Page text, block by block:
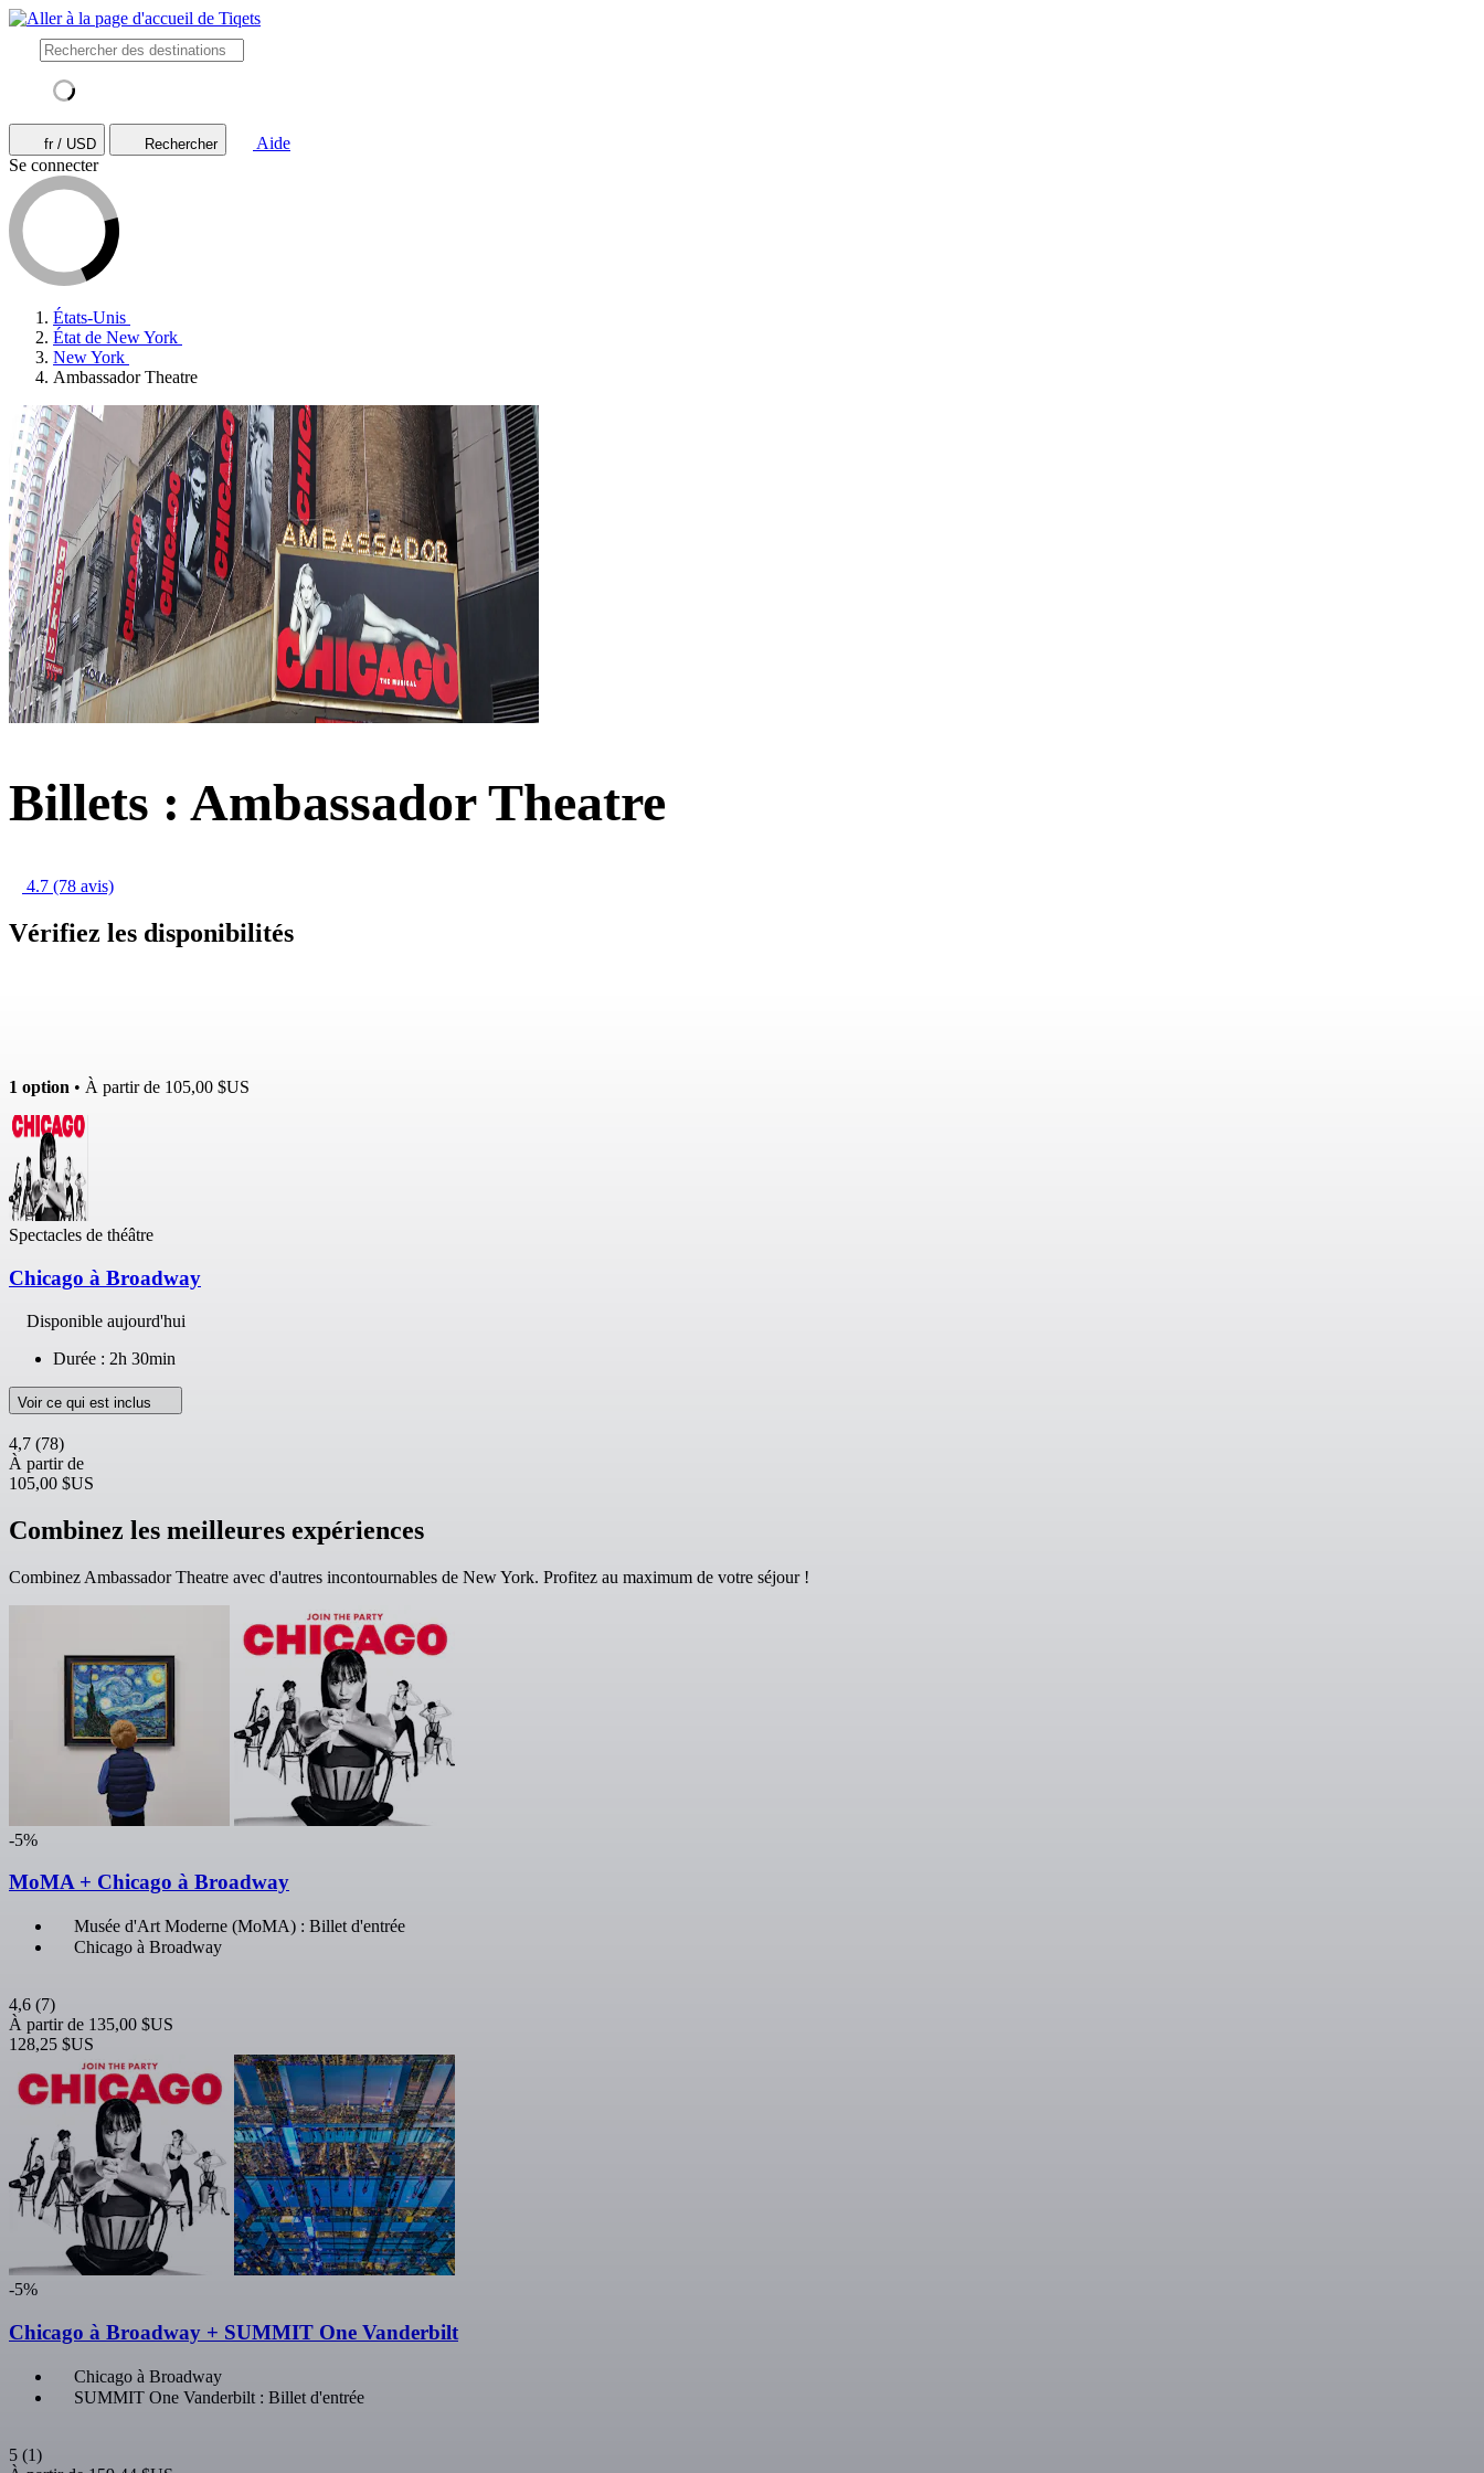
fr / USD Rechercher
Aide
Se connecter
États-Unis
État de New York
New York
Ambassador Theatre
Billets : Ambassador Theatre
4.7 (78 avis)
Vérifiez les disponibilités
1 option • À partir de 105,00 $US
Spectacles de théâtre
Chicago à Broadway
Disponible aujourd'hui
Durée : 2h 30min
Voir ce qui est inclus
4,7 (78)
À partir de
105,00 $US
Combinez les meilleures expériences
Combinez Ambassador Theatre avec d'autres incontournables de New York. Profitez au maximum de votre séjour !
-5%
MoMA + Chicago à Broadway
Musée d'Art Moderne (MoMA) : Billet d'entrée
Chicago à Broadway
4,6 (7)
À partir de 135,00 $US
128,25 $US
-5%
Chicago à Broadway + SUMMIT One Vanderbilt
Chicago à Broadway
SUMMIT One Vanderbilt : Billet d'entrée
5 (1)